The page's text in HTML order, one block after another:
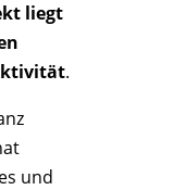
liegt
.
und